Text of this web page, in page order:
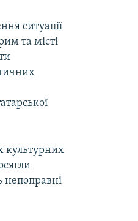
ситуації
та місті
культурних
непоправні